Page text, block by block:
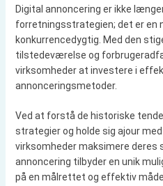
Digital annoncering er ikke
forretningsstrategien; det er en
konkurrencedygtig. Med den
tilstedeværelse og
virksomheder at investere i
annonceringsmetoder.
Ved at forstå de historiske
strategier og holde sig ajour
virksomheder maksimere deres
annoncering tilbyder en unik
på en målrettet og effektiv